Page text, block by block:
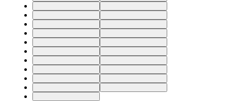
31X34 USA | 42 BR32X34 USA | 43 BR
33X34 USA | 44 BR34X34 USA | 46 BR
24X30 USA | 34 BR25X30 USA | 36 BR
26X30 USA | 37 BR27X30 USA | 38 BR
28X30 USA | 39 BR29X30 USA | 40 BR
30X30 USA | 41 BR31X30 USA | 42 BR
32X30 USA | 43 BR26X28 USA | 37 BR
28X28 USA | 39 BR30X28 USA | 41 BR
32X28 USA | 43 BR33X28 USA | 44 BR
23X32 USA | 33 BR33X30 USA | 44 BR
24X28 USA | 34 BR